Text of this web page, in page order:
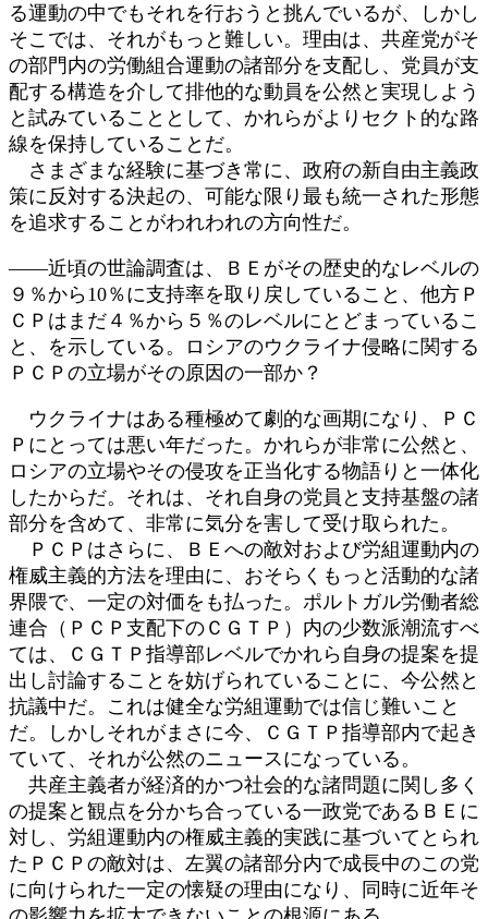
る運動の中でもそれを行おうと挑んでいるが、しかし
そこでは、それがもっと難しい。理由は、共産党がそ
の部門内の労働組合運動の諸部分を支配し、党員が支
配する構造を介して排他的な動員を公然と実現しよう
と試みていることとして、かれらがよりセクト的な路
線を保持していることだ。
さまざまな経験に基づき常に、政府の新自由主義政
策に反対する決起の、可能な限り最も統一された形態
を追求することがわれわれの方向性だ。
――近頃の世論調査は、ＢＥがその歴史的なレベルの
９％から10％に支持率を取り戻していること、他方Ｐ
ＣＰはまだ４％から５％のレベルにとどまっているこ
と、を示している。ロシアのウクライナ侵略に関する
ＰＣＰの立場がその原因の一部か？
ウクライナはある種極めて劇的な画期になり、ＰＣ
Ｐにとっては悪い年だった。かれらが非常に公然と、
ロシアの立場やその侵攻を正当化する物語りと一体化
したからだ。それは、それ自身の党員と支持基盤の諸
部分を含めて、非常に気分を害して受け取られた。
ＰＣＰはさらに、ＢＥへの敵対および労組運動内の
権威主義的方法を理由に、おそらくもっと活動的な諸
界隈で、一定の対価をも払った。ポルトガル労働者総
連合（ＰＣＰ支配下のＣＧＴＰ）内の少数派潮流すべ
ては、ＣＧＴＰ指導部レベルでかれら自身の提案を提
出し討論することを妨げられていることに、今公然と
抗議中だ。これは健全な労組運動では信じ難いこと
だ。しかしそれがまさに今、ＣＧＴＰ指導部内で起き
ていて、それが公然のニュースになっている。
共産主義者が経済的かつ社会的な諸問題に関し多く
の提案と観点を分かち合っている一政党であるＢＥに
対し、労組運動内の権威主義的実践に基づいてとられ
たＰＣＰの敵対は、左翼の諸部分内で成長中のこの党
に向けられた一定の懐疑の理由になり、同時に近年そ